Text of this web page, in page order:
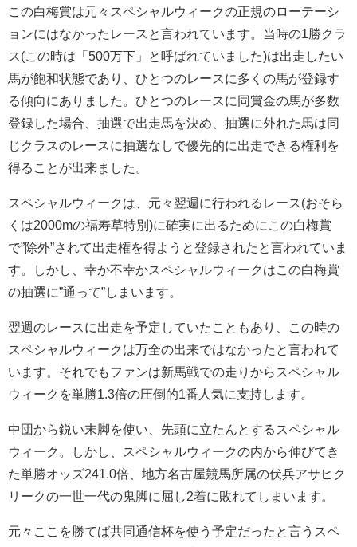
この白梅賞は元々スペシャルウィークの正規のローテーシ
ョンにはなかったレースと言われています。当時の1勝クラ
ス(この時は「500万下」と呼ばれていました)は出走したい
馬が飽和状態であり、ひとつのレースに多くの馬が登録す
る傾向にありました。ひとつのレースに同賞金の馬が多数
登録した場合、抽選で出走馬を決め、抽選に外れた馬は同
じクラスのレースに抽選なしで優先的に出走できる権利を
得ることが出来ました。
スペシャルウィークは、元々翌週に行われるレース(おそら
くは2000mの福寿草特別)に確実に出るためにこの白梅賞
で”除外”されて出走権を得ようと登録されたと言われていま
す。しかし、幸か不幸かスペシャルウィークはこの白梅賞
の抽選に”通って”しまいます。
翌週のレースに出走を予定していたこともあり、この時の
スペシャルウィークは万全の出来ではなかったと言われて
います。それでもファンは新馬戦での走りからスペシャル
ウィークを単勝1.3倍の圧倒的1番人気に支持します。
中団から鋭い末脚を使い、先頭に立たんとするスペシャル
ウィーク。しかし、スペシャルウィークの内から伸びてき
た単勝オッズ241.0倍、地方名古屋競馬所属の伏兵アサヒク
リークの一世一代の鬼脚に屈し2着に敗れてしまいます。
元々ここを勝てば共同通信杯を使う予定だったと言うスペ